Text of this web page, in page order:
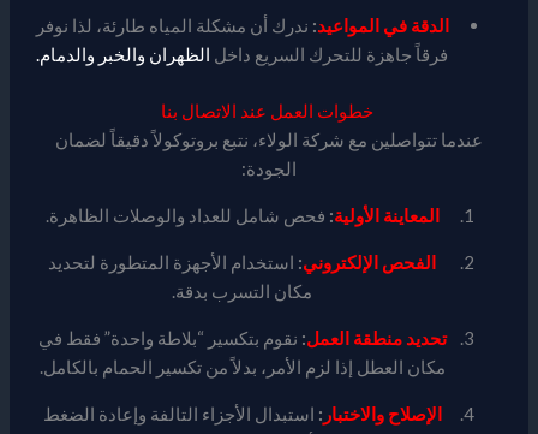
الدقة في المواعيد: ندرك أن مشكلة المياه طارئة، لذا نوفر
فرقاً جاهزة للتحرك السريع داخل الظهران والخبر والدمام.
خطوات العمل عند الاتصال بنا
عندما تتواصلين مع شركة الولاء، نتبع بروتوكولاً دقيقاً لضمان
الجودة:
المعاينة الأولية: فحص شامل للعداد والوصلات الظاهرة.
الفحص الإلكتروني: استخدام الأجهزة المتطورة لتحديد
مكان التسرب بدقة.
تحديد منطقة العمل: نقوم بتكسير “بلاطة واحدة” فقط في
مكان العطل إذا لزم الأمر، بدلاً من تكسير الحمام بالكامل.
الإصلاح والاختبار : استبدال الأجزاء التالفة وإعادة الضغط